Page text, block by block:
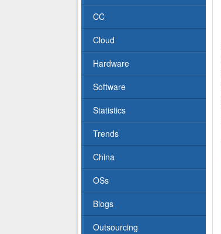
CC
Cloud
Hardware
Software
Statistics
Trends
China
OSs
Blogs
Outsourcing